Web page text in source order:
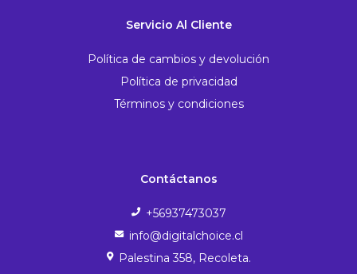
Servicio Al Cliente
Política de cambios y devolución
Política de privacidad
Términos y condiciones
Contáctanos
+56937473037
info@digitalchoice.cl
Palestina 358, Recoleta.